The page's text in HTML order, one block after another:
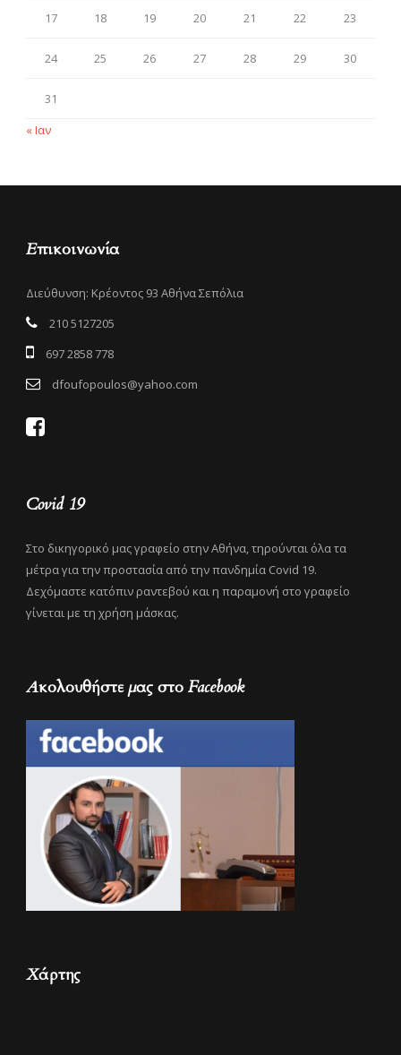
17 18 19 20 21 22 23
24 25 26 27 28 29 30
31
« Ιαν
Επικοινωνία
Διεύθυνση: Κρέοντος 93 Αθήνα Σεπόλια
210 5127205
697 2858 778
dfoufopoulos@yahoo.com
Covid 19
Στο δικηγορικό μας γραφείο στην Αθήνα, τηρούνται όλα τα
μέτρα για την προστασία από την πανδημία Covid 19.
Δεχόμαστε κατόπιν ραντεβού και η παραμονή στο γραφείο
γίνεται με τη χρήση μάσκας.
Ακολουθήστε μας στο Facebook
Χάρτης